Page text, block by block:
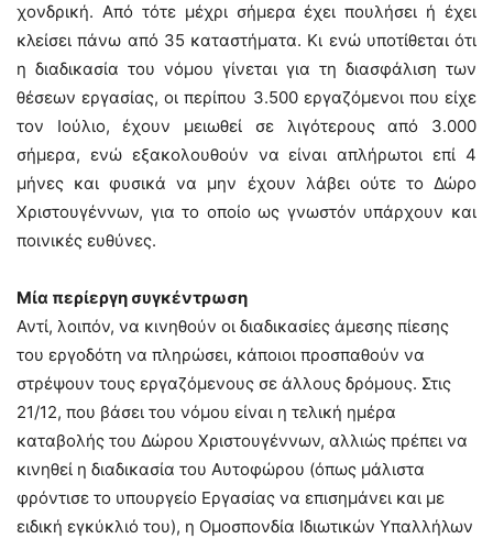
χονδρική. Από τότε μέχρι σήμερα έχει πουλήσει ή έχει
κλείσει πάνω από 35 καταστήματα. Κι ενώ υποτίθεται ότι
η διαδικασία του νόμου γίνεται για τη διασφάλιση των
θέσεων εργασίας, οι περίπου 3.500 εργαζόμενοι που είχε
τον Ιούλιο, έχουν μειωθεί σε λιγότερους από 3.000
σήμερα, ενώ εξακολουθούν να είναι απλήρωτοι επί 4
μήνες και φυσικά να μην έχουν λάβει ούτε το Δώρο
Χριστουγέννων, για το οποίο ως γνωστόν υπάρχουν και
ποινικές ευθύνες.
Μία περίεργη συγκέντρωση
Αντί, λοιπόν, να κινηθούν οι διαδικασίες άμεσης πίεσης
του εργοδότη να πληρώσει, κάποιοι προσπαθούν να
στρέψουν τους εργαζόμενους σε άλλους δρόμους. Στις
21/12, που βάσει του νόμου είναι η τελική ημέρα
καταβολής του Δώρου Χριστουγέννων, αλλιώς πρέπει να
κινηθεί η διαδικασία του Αυτοφώρου (όπως μάλιστα
φρόντισε το υπουργείο Εργασίας να επισημάνει και με
ειδική εγκύκλιό του), η Ομοσπονδία Ιδιωτικών Υπαλλήλων